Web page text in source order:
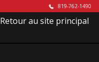
819-762-1490
Retour au site principal